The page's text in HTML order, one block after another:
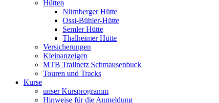
Hütten
Nürnberger Hütte
Ossi-Bühler-Hütte
Semler Hütte
Thalheimer Hütte
Versicherungen
Kleinanzeigen
MTB Trailnetz Schmausenbuck
Touren und Tracks
Kurse
unser Kursprogramm
Hinweise für die Anmeldung